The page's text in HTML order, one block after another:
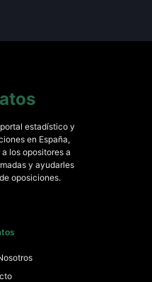
estadístico y
en España,
los opositores a
y ayudarles
oposiciones.